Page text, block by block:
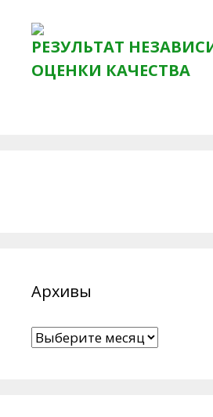
РЕЗУЛЬТАТ
ОЦЕНКИ КАЧЕСТВА
Архивы
Архивы